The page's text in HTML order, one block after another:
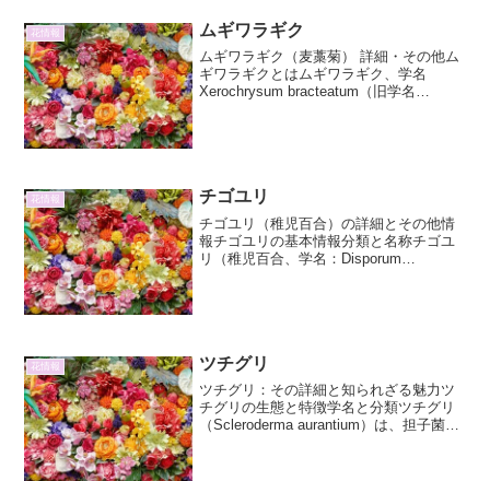
てていると株が大きくなりすぎたり、子
株が増えすぎて窮屈になっ...
花情報 ムギワラギク
ムギワラギク（麦藁菊） 詳細・その他ム
ギワラギクとはムギワラギク、学名
Xerochrysum bracteatum（旧学名
花情報 チゴユリ
チゴユリ（稚児百合）の詳細とその他情
報チゴユリの基本情報分類と名称チゴユ
リ（稚児百合、学名：Disporum
花情報 ツチグリ
ツチグリ：その詳細と知られざる魅力ツ
チグリの生態と特徴学名と分類ツチグリ
（Scleroderma aurantium）は、担子菌門